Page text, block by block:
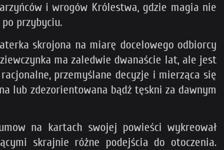
i wrogów Królestwa, gdzie magia nie
przybyciu.
skrojona na miarę docelowego odbiorcy
ma zaledwie dwanaście lat, ale jest
przemyślane decyzje i mierząca się
lub zdezorientowana bądź tęskni za dawnym
na kartach swojej powieści wykreował
skrajnie różne podejścia do otoczenia.